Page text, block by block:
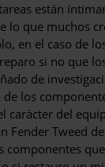
están
lo que muchos
en el caso de
si no que
de
los
carácter del
Fender Tweed
componentes